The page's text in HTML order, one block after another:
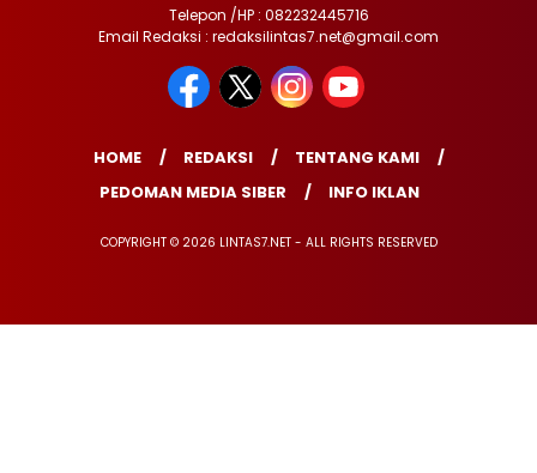
Telepon /HP : 082232445716
Email Redaksi : redaksilintas7.net@gmail.com
HOME REDAKSI
TENTANG KAMI
PEDOMAN MEDIA SIBER
INFO IKLAN
COPYRIGHT © 2026 LINTAS7.NET - ALL RIGHTS RESERVED